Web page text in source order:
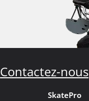
Contactez-nous
SkatePro